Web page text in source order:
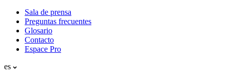
Sala de prensa
Preguntas frecuentes
Glosario
Contacto
Espace Pro
es